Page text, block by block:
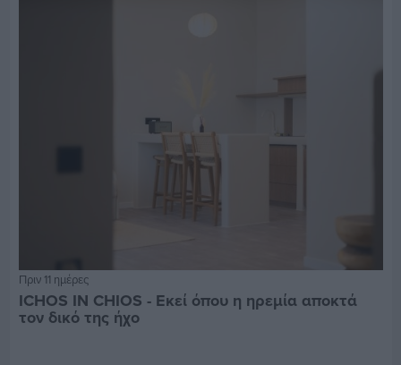
Πριν 11 ημέρες
ICHOS IN CHIOS - Εκεί όπου η ηρεμία αποκτά
τον δικό της ήχο